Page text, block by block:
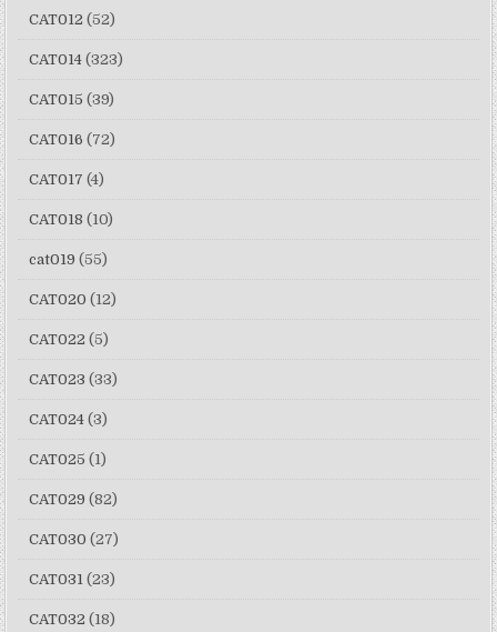
CAT012 (52)
CAT014 (323)
CAT015 (39)
CAT016 (72)
CAT017 (4)
CAT018 (10)
cat019 (55)
CAT020 (12)
CAT022 (5)
CAT023 (33)
CAT024 (3)
CAT025 (1)
CAT029 (82)
CAT030 (27)
CAT031 (23)
CAT032 (18)